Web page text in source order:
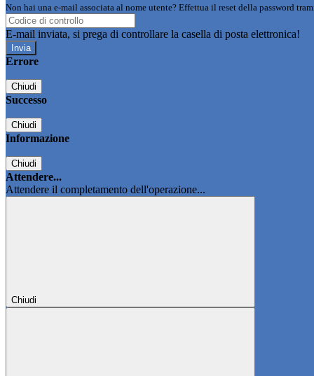
Non hai una e-mail associata al nome utente? Effettua il reset della password
E-mail inviata, si prega di controllare la casella di posta elettronica!
Errore
Chiudi
Successo
Chiudi
Informazione
Chiudi
Attendere...
Attendere il completamento dell'operazione...
Chiudi